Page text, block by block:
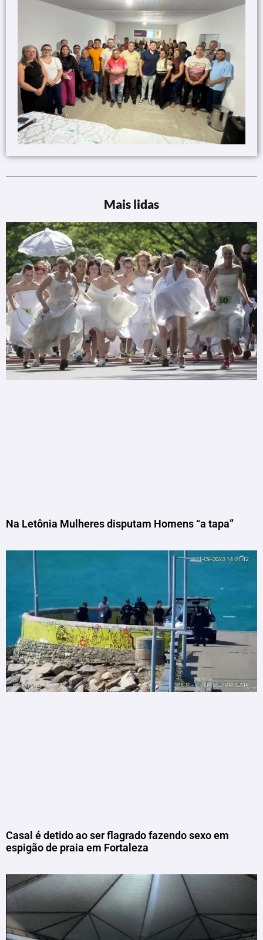
Mais lidas
Na Letônia Mulheres disputam Homens “a tapa”
Casal é detido ao ser flagrado fazendo sexo em
espigão de praia em Fortaleza